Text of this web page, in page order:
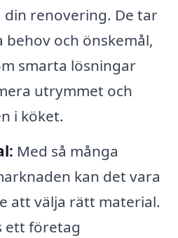
renovering. De tar
behov och önskemål,
smarta lösningar
utrymmet och
i köket.
Med så många
kan det vara
att välja rätt material.
ett företag